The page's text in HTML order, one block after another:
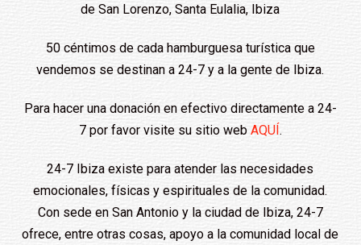
de San Lorenzo, Santa Eulalia, Ibiza
50 céntimos de cada hamburguesa turística que
vendemos se destinan a 24-7 y a la gente de Ibiza.
Para hacer una donación en efectivo directamente a 24-
7 por favor visite su sitio web AQUÍ.
24-7 Ibiza existe para atender las necesidades
emocionales, físicas y espirituales de la comunidad.
Con sede en San Antonio y la ciudad de Ibiza, 24-7
ofrece, entre otras cosas, apoyo a la comunidad local de